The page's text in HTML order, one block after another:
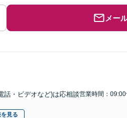
メー
話・ビデオなど)は応相談営業時間：
見る